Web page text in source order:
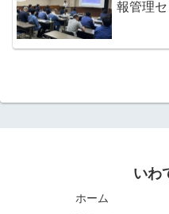
報管理
いわ
ホーム